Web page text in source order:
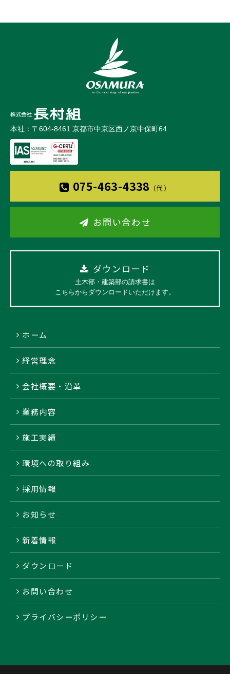
本社：〒604-8461 京都市中京区西ノ京中保町64
075-463-4338（代）
お問い合わせ
ダウンロード
土木部・建築部の請求書は
こちらからダウンロードいただけます。
ホーム
経営理念
会社概要・沿革
業務内容
施工実績
環境への取り組み
採用情報
お知らせ
新着情報
ダウンロード
お問い合わせ
プライバシーポリシー